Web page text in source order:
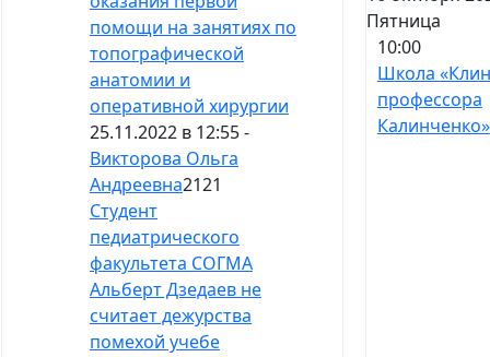
помощи на занятиях по
топографической
анатомии и
оперативной хирургии
25.11.2022 в 12:55 -
Викторова Ольга
Андреевна2121
Студент
педиатрического
факультета СОГМА
Альберт Дзедаев не
считает дежурства
помехой учебе
Пятница
10:00
Школа
профессора
Калинченко»